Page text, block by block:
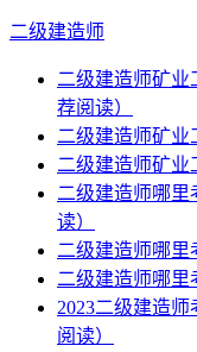
二级建造师
二级建造师矿业
荐阅读）
二级建造师矿业
二级建造师矿业
二级建造师哪里
读）
二级建造师哪里
二级建造师哪里
2023二级建造
阅读）